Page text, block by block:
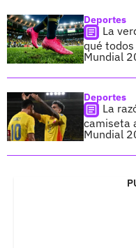
Deportes
La
qué
Mundial
Deportes
La
camiseta
Mundial